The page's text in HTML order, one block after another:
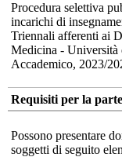
Procedura selettiva
incarichi di
Triennali afferenti ai
Medicina -
Accademico, 2023/
Requisiti per la
Possono presentare
soggetti di seguito